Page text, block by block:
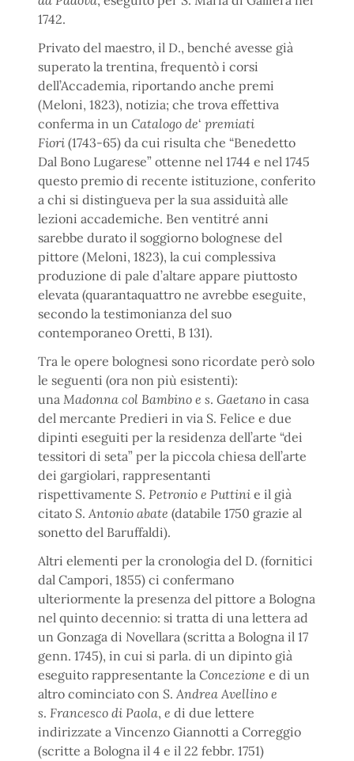
1742.
Privato del maestro, il D., benché avesse già
superato la trentina, frequentò i corsi
dell’Accademia, riportando anche premi
(Meloni, 1823), notizia; che trova effettiva
conferma in un Catalogo de‘ premiati
Fiori (1743-65) da cui risulta che “Benedetto
Dal Bono Lugarese” ottenne nel 1744 e nel 1745
questo premio di recente istituzione, conferito
a chi si distingueva per la sua assiduità alle
lezioni accademiche. Ben ventitré anni
sarebbe durato il soggiorno bolognese del
pittore (Meloni, 1823), la cui complessiva
produzione di pale d’altare appare piuttosto
elevata (quarantaquattro ne avrebbe eseguite,
secondo la testimonianza del suo
contemporaneo Oretti, B 131).
Tra le opere bolognesi sono ricordate però solo
le seguenti (ora non più esistenti):
una Madonna col Bambino e s. Gaetano in casa
del mercante Predieri in via S. Felice e due
dipinti eseguiti per la residenza dell’arte “dei
tessitori di seta” per la piccola chiesa dell’arte
dei gargiolari, rappresentanti
rispettivamente S. Petronio e Puttini e il già
citato S. Antonio abate (databile 1750 grazie al
sonetto del Baruffaldi).
Altri elementi per la cronologia del D. (fornitici
dal Campori, 1855) ci confermano
ulteriormente la presenza del pittore a Bologna
nel quinto decennio: si tratta di una lettera ad
un Gonzaga di Novellara (scritta a Bologna il 17
genn. 1745), in cui si parla. di un dipinto già
eseguito rappresentante la Concezione e di un
altro cominciato con S. Andrea Avellino e
s. Francesco di Paola, e di due lettere
indirizzate a Vincenzo Giannotti a Correggio
(scritte a Bologna il 4 e il 22 febbr. 1751)